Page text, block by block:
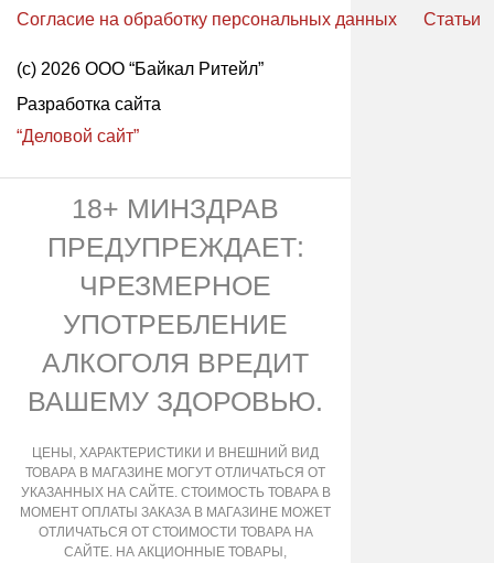
Согласие на обработку персональных данных
Статьи
(с) 2026 ООО “Байкал Ритейл”
Разработка сайта
“Деловой сайт”
18+ МИНЗДРАВ
ПРЕДУПРЕЖДАЕТ:
ЧРЕЗМЕРНОЕ
УПОТРЕБЛЕНИЕ
АЛКОГОЛЯ ВРЕДИТ
ВАШЕМУ ЗДОРОВЬЮ.
ЦЕНЫ, ХАРАКТЕРИСТИКИ И ВНЕШНИЙ ВИД
ТОВАРА В МАГАЗИНЕ МОГУТ ОТЛИЧАТЬСЯ ОТ
УКАЗАННЫХ НА САЙТЕ. СТОИМОСТЬ ТОВАРА В
МОМЕНТ ОПЛАТЫ ЗАКАЗА В МАГАЗИНЕ МОЖЕТ
ОТЛИЧАТЬСЯ ОТ СТОИМОСТИ ТОВАРА НА
САЙТЕ. НА АКЦИОННЫЕ ТОВАРЫ,